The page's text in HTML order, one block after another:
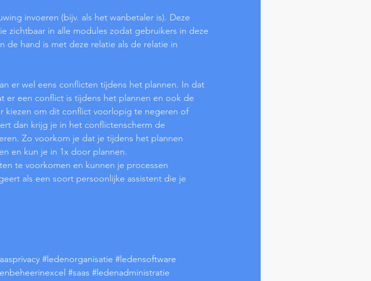
invoeren (bijv. als het wanbetaler is). Deze
zichtbaar in alle modules zodat gebruikers in deze
de hand is met deze relatie als de relatie in
er wel eens conflicten tijdens het plannen. In dat
er een conflict is tijdens het plannen en ook de
kiezen om dit conflict voorlopig te negeren of
dan krijg je in het conflictenscherm de
Zo voorkom je dat je tijdens het plannen
en kun je in 1x door plannen.
te voorkomen en kunnen je processen
als een soort persoonlijke assistent die je
#ledenorganisatie #ledensoftware
#saas #ledenadministratie